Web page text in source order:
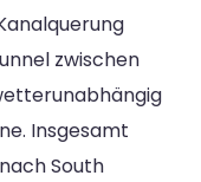
zwischen
Insgesamt
nach South